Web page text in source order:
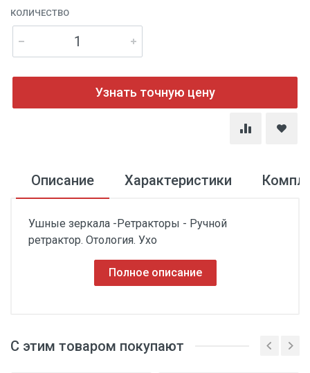
КОЛИЧЕСТВО
Узнать точную цену
Описание Характеристики
Ушные зеркала -Ретракторы - Ручной
ретрактор. Отология. Ухо
Полное описание
С этим товаром покупают